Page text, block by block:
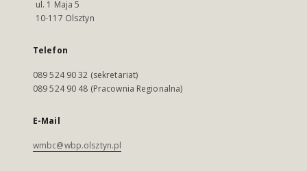
ul. 1 Maja 5
10-117 Olsztyn
Telefon
089 524 90 32 (sekretariat)
089 524 90 48 (Pracownia Regionalna)
E-Mail
wmbc@wbp.olsztyn.pl